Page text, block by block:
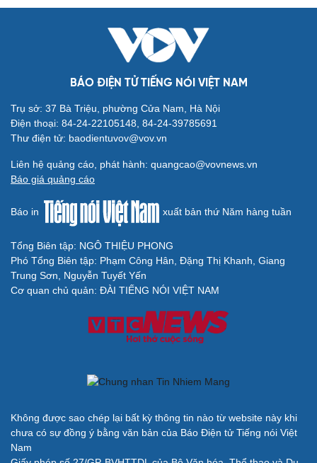
Cải chính
BÁO ĐIỆN TỬ TIẾNG NÓI VIỆT NAM
Trụ sở: 37 Bà Triệu, phường Cửa Nam, Hà Nội
Điện thoại: 84-24-22105148, 84-24-39785691
Thư điện tử: baodientuvov@vov.vn
Liên hệ quảng cáo, phát hành: quangcao@vovnews.vn
Báo giá quảng cáo
Báo in xuất bản thứ Năm hàng tuần
Tổng Biên tập: NGÔ THIỆU PHONG
Phó Tổng Biên tập: Phạm Công Hân, Đặng Thị Khanh, Giang
Trung Sơn, Nguyễn Tuyết Yến
Cơ quan chủ quản: ĐÀI TIẾNG NÓI VIỆT NAM
Không được sao chép lại bất kỳ thông tin nào từ website này khi
chưa có sự đồng ý bằng văn bản của Báo Điện tử Tiếng nói Việt
Nam